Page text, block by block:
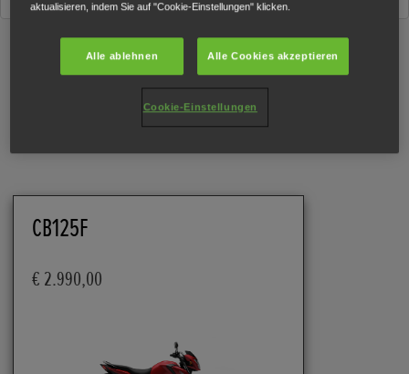
Technische Daten
CB125F
€ 2.990,00
aktualisieren, indem Sie auf "Cookie-Einstellungen" klicken.
Alle ablehnen Alle Cookies akzeptieren
Cookie-Einstellungen